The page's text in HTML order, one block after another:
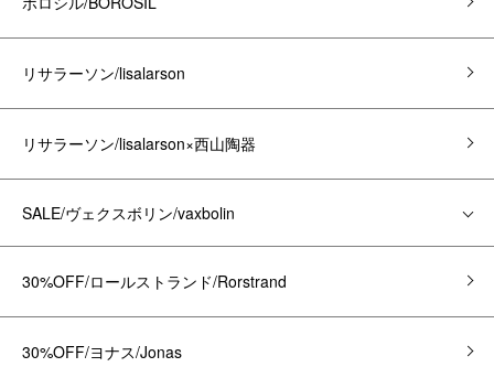
リサラーソン/lisalarson
リサラーソン/lisalarson×西山陶器
SALE/ヴェクスボリン/vaxbolin
30%OFF/ロールストランド/Rorstrand
30%OFF/ヨナス/Jonas